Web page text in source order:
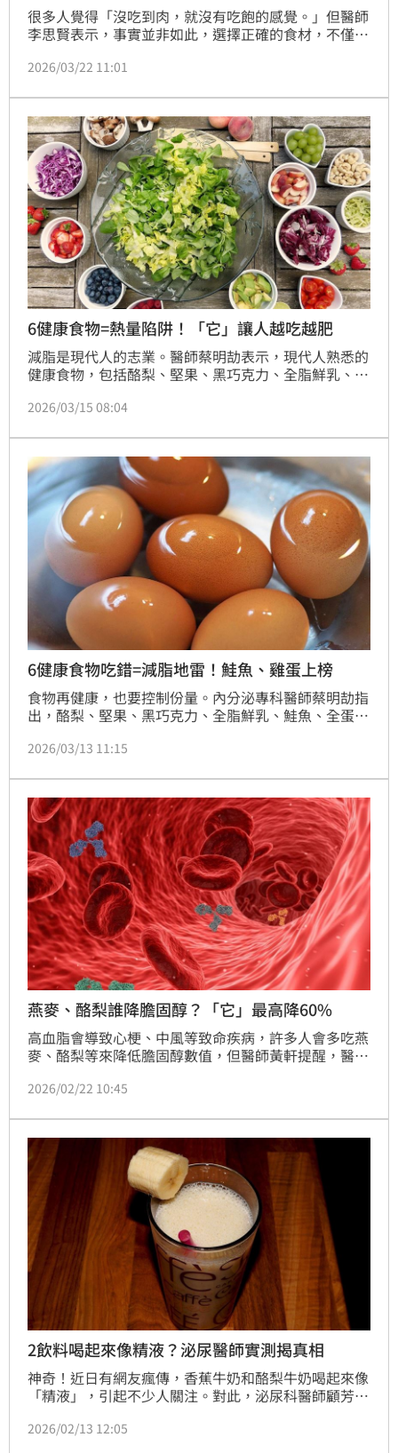
很多人覺得「沒吃到肉，就沒有吃飽的感覺。」但醫師
李思賢表示，事實並非如此，選擇正確的食材，不僅能
平。他介紹5種能有效延長飽足感的超級食材，其中，
2026/03/22 11:01
6健康食物=熱量陷阱！「它」讓人越吃越肥
減脂是現代人的志業。醫師蔡明劼表示，現代人熟悉的
健康食物，包括酪梨、堅果、黑巧克力、全脂鮮乳、鮭
讓人發胖。「有人說吃巧克力可幫助燃脂，但實際上大
肥成功。」
2026/03/15 08:04
6健康食物吃錯=減脂地雷！鮭魚、雞蛋上榜
食物再健康，也要控制份量。內分泌專科醫師蔡明劼指
出，酪梨、堅果、黑巧克力、全脂鮮乳、鮭魚、全蛋6
肪、蛋白質、纖維等，但仍須適量食用，別當作額外點
2026/03/13 11:15
燕麥、酪梨誰降膽固醇？「它」最高降60%
高血脂會導致心梗、中風等致命疾病，許多人會多吃燕
麥、酪梨等來降低膽固醇數值，但醫師黃軒提醒，醫學
能降低30~60%。就降低膽固醇而言，生活型態是基
2026/02/22 10:45
2飲料喝起來像精液？泌尿醫師實測揭真相
神奇！近日有網友瘋傳，香蕉牛奶和酪梨牛奶喝起來像
「精液」，引起不少人關注。對此，泌尿科醫師顧芳瑜
給出的經驗，宣布由香蕉牛奶勝出，也讓網友傻眼大喊
2026/02/13 12:05